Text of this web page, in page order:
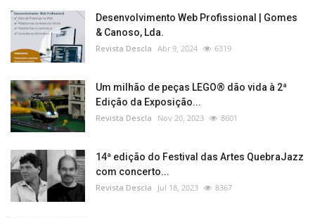
Desenvolvimento Web Profissional | Gomes
& Canoso, Lda.
Revista Descla Abr 9, 2024 6319
Um milhão de peças LEGO® dão vida à 2ª
Edição da Exposição...
Revista Descla Nov 20, 2023 8601
14ª edição do Festival das Artes QuebraJazz
com concerto...
Revista Descla Jul 18, 2023 8367